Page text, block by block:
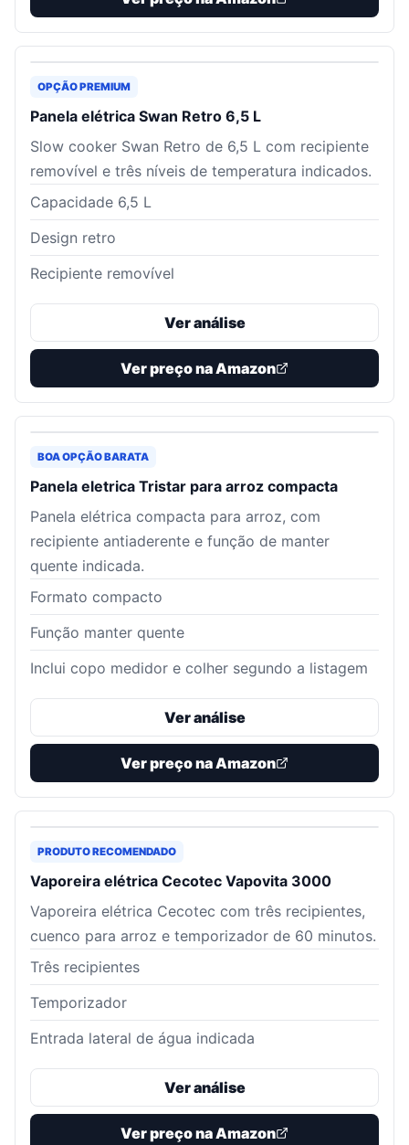
OPÇÃO PREMIUM
Panela elétrica Swan Retro 6,5 L
Slow cooker Swan Retro de 6,5 L com recipiente
removível e três níveis de temperatura indicados.
Capacidade 6,5 L
Design retro
Recipiente removível
Ver análise
Ver preço na Amazon
BOA OPÇÃO BARATA
Panela eletrica Tristar para arroz compacta
Panela elétrica compacta para arroz, com
recipiente antiaderente e função de manter
quente indicada.
Formato compacto
Função manter quente
Inclui copo medidor e colher segundo a listagem
Ver análise
Ver preço na Amazon
PRODUTO RECOMENDADO
Vaporeira elétrica Cecotec Vapovita 3000
Vaporeira elétrica Cecotec com três recipientes,
cuenco para arroz e temporizador de 60 minutos.
Três recipientes
Temporizador
Entrada lateral de água indicada
Ver análise
Ver preço na Amazon